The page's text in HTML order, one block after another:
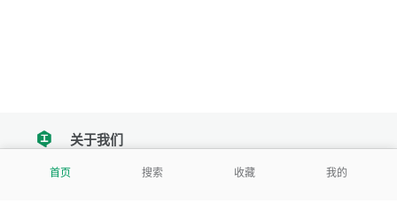
首页 搜索 收藏 我的
tencent关于我们
我们努力把每一个工具做成批量处理的产品